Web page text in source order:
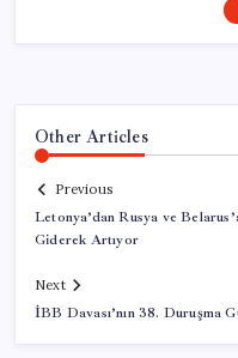
Other Articles
Previous
Letonya’dan Rusya ve
Giderek Artıyor
Next
İBB Davası’nın 38. Duruşma